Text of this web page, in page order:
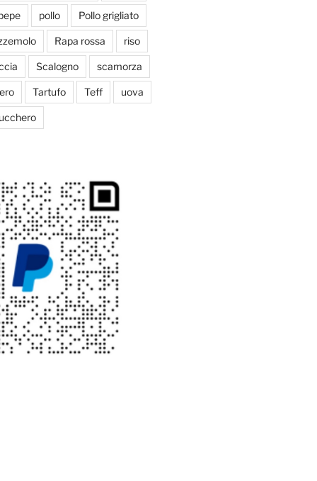
pollo Pollo grigliato
Rapa rossa riso
Scalogno scamorza
Tartufo Teff uova